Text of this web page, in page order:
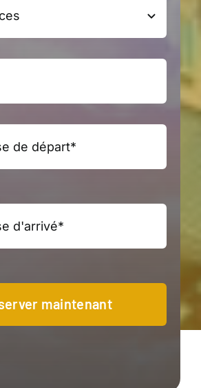
maintenant